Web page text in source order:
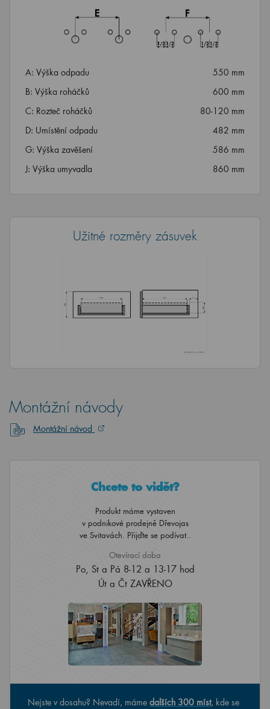
A: Výška odpadu
550 mm
B: Výška roháčků
600 mm
C: Rozteč roháčků
80-120 mm
D: Umístění odpadu
482 mm
G: Výška zavěšení
586 mm
J: Výška umyvadla
860 mm
Užitné rozměry zásuvek
Montážní návody
Montážní návod
Chcete to vidět?
Produkt máme vystaven
v podnikové prodejně Dřevojas
ve Svitavách. Přijďte se podívat..
Otevírací doba
Po, St a Pá 8-12 a 13-17 hod
Út a Čt ZAVŘENO
Nejste v dosahu? Nevadí, máme dalších 300 míst, kde se